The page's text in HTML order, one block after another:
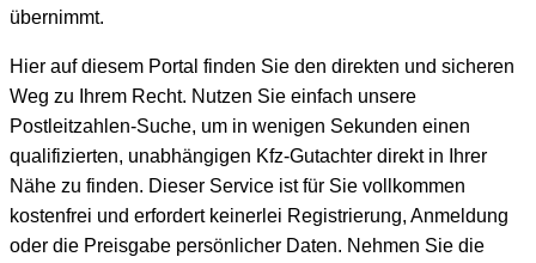
übernimmt.
Hier auf diesem Portal finden Sie den direkten und sicheren
Weg zu Ihrem Recht. Nutzen Sie einfach unsere
Postleitzahlen-Suche, um in wenigen Sekunden einen
qualifizierten, unabhängigen Kfz-Gutachter direkt in Ihrer
Nähe zu finden. Dieser Service ist für Sie vollkommen
kostenfrei und erfordert keinerlei Registrierung, Anmeldung
oder die Preisgabe persönlicher Daten. Nehmen Sie die